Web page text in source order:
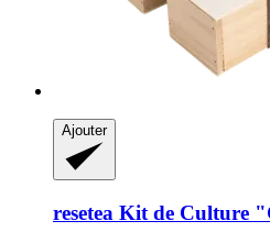
Ajouter
resetea Kit de Culture